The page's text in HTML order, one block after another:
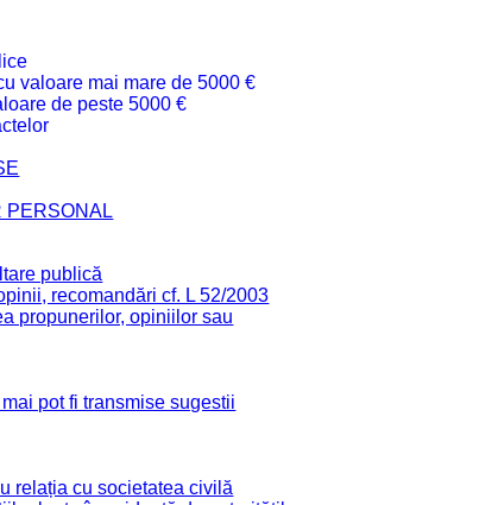
valoare mai mare de 5000 €
de peste 5000 €
PERSONAL
publică
recomandări cf. L 52/2003
propunerilor, opiniilor sau
pot fi transmise sugestii
relația cu societatea civilă